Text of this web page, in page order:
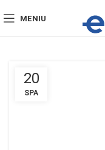
MENIU
20
SPA